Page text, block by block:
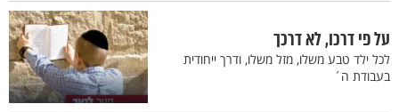
על פי דרכו, לא דרכך
לכל ילד טבע משלו, מזל משלו, ודרך ייחודית
בעבודת ה´